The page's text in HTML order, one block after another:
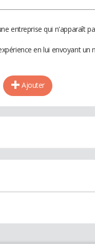
entreprise qui n'apparaît
en lui envoyant un
Ajouter